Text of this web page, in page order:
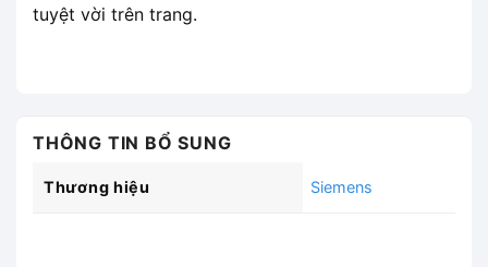
tuyệt vời trên trang.
THÔNG TIN BỔ SUNG
Thương hiệu Siemens